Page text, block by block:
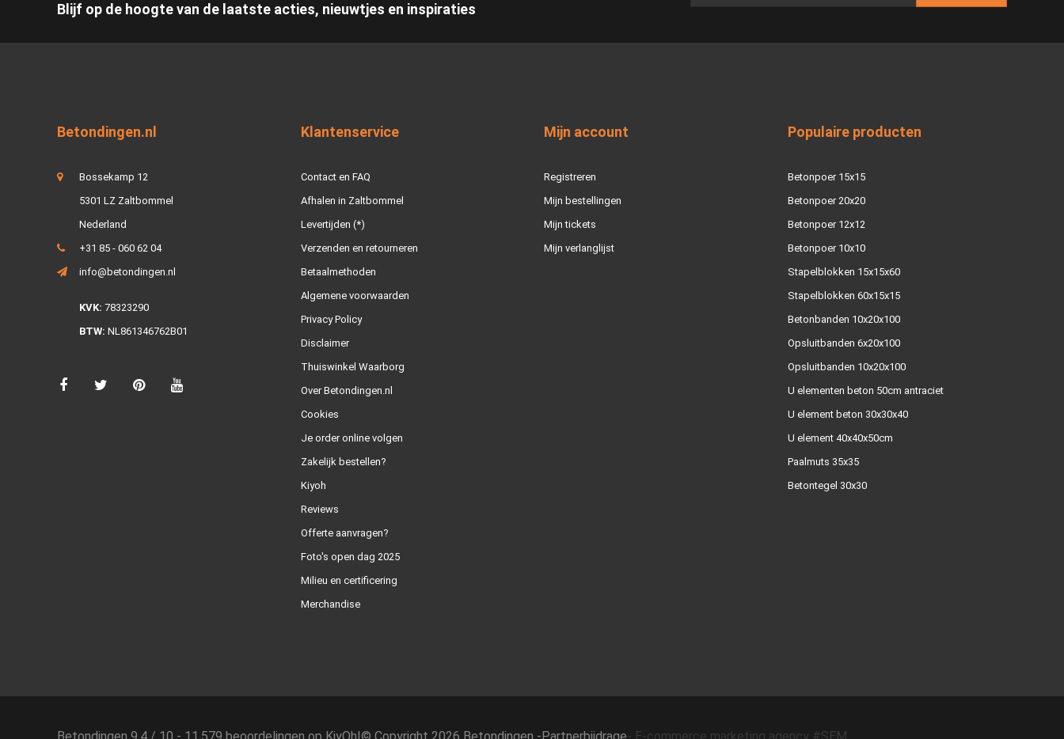
Blijf op de hoogte van de laatste acties, nieuwtjes en inspiraties
Betondingen.nl
Bossekamp 12
5301 LZ Zaltbommel
Nederland
+31 85 - 060 62 04
info@betondingen.nl
KVK: 78323290
BTW: NL861346762B01
Klantenservice
Contact en FAQ
Afhalen in Zaltbommel
Levertijden (*)
Verzenden en retourneren
Betaalmethoden
Algemene voorwaarden
Privacy Policy
Disclaimer
Thuiswinkel Waarborg
Over Betondingen.nl
Cookies
Je order online volgen
Zakelijk bestellen?
Kiyoh
Reviews
Offerte aanvragen?
Foto's open dag 2025
Milieu en certificering
Merchandise
Mijn account
Registreren
Mijn bestellingen
Mijn tickets
Mijn verlanglijst
Populaire producten
Betonpoer 15x15
Betonpoer 20x20
Betonpoer 12x12
Betonpoer 10x10
Stapelblokken 15x15x60
Stapelblokken 60x15x15
Betonbanden 10x20x100
Opsluitbanden 6x20x100
Opsluitbanden 10x20x100
U elementen beton 50cm antraciet
U element beton 30x30x40
U element 40x40x50cm
Paalmuts 35x35
Betontegel 30x30